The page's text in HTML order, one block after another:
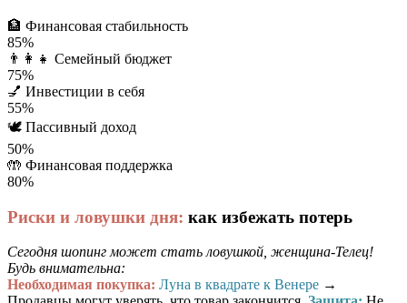
🏦 Финансовая стабильность
85%
👨‍👩‍👧 Семейный бюджет
75%
💅 Инвестиции в себя
55%
🕊️ Пассивный доход
50%
🤲 Финансовая поддержка
80%
Риски и ловушки дня: как избежать потерь
Сегодня шопинг может стать ловушкой, женщина-Телец!
Будь внимательна:
Необходимая покупка: Луна в квадрате к Венере →